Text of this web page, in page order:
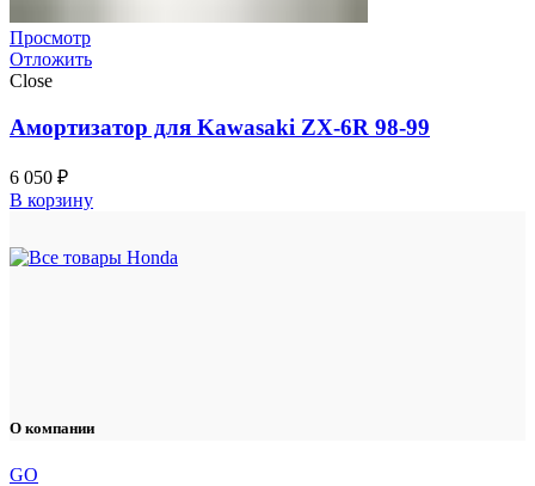
Просмотр
Отложить
Close
Амортизатор для Kawasaki ZX-6R 98-99
6 050 ₽
В корзину
О компании
GO